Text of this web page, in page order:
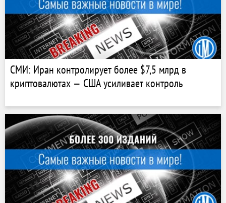
СМИ: Иран контролирует более $7,5 млрд в
криптовалютах — США усиливает контроль